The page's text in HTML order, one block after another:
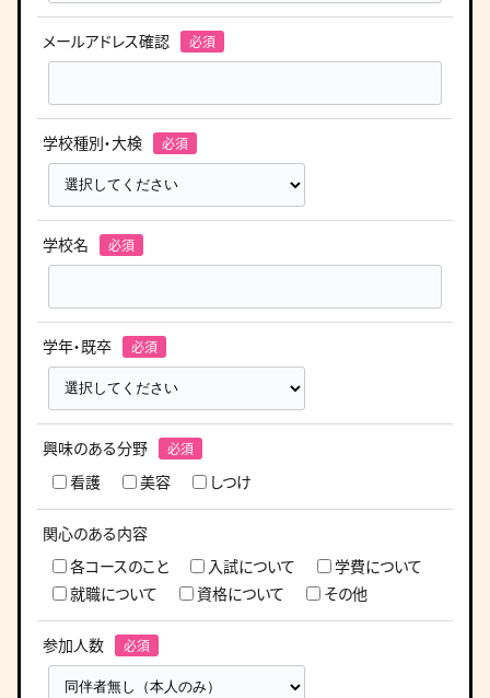
メールアドレス確認
学校種別・大検
学校名
学年・既卒
興味のある分野
看護
美容 しつけ
関心のある内容
各コースのこと
入試について
学費について
就職について
資格について その他
参加人数